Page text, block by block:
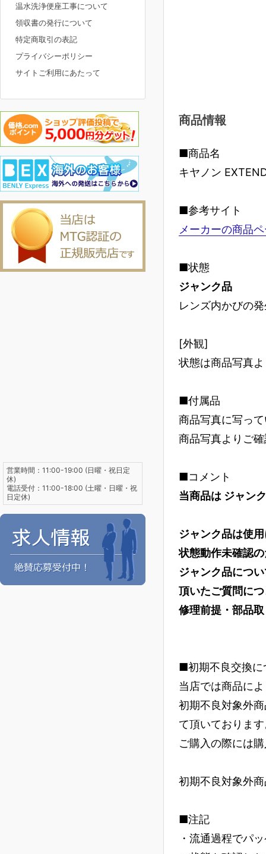
商品情報
■商品名
キヤノン
■参考サイト
メーカーの商品
■状態
ジャンク品
レンズ内かびの
[外観]
状態は商品写真
■付属品
商品写真に写っ
商品写真よりご
■コメント
当商品は ジャン
ジャンク品は使
状態動作未確認
ジャンク品につ
頂いたご質問に
修理前提・部品
■初期不良交換に
当店では商品に
初期不良対象外
て頂いておりま
ご購入の際には
初期不良対象外
■注記
・流通過程でパ
温水洗浄便座工事について
領収書の発行について
特定商取引の表記
プライバシーポリシー
サイトご利用にあたって
営業時間：11:00-19:00 (日曜・祝日定
休)
電話受付：11:00-18:00 (土曜・日曜・祝
日定休)